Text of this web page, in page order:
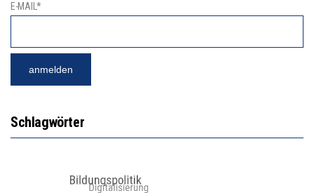
E-MAIL*
Schlagwörter